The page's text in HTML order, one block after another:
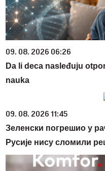
09. 08. 2026 06:26
Da li deca nasleđuju
nauka
09. 08. 2026 11:45
Зеленски погрешио у
Русије нису сломили